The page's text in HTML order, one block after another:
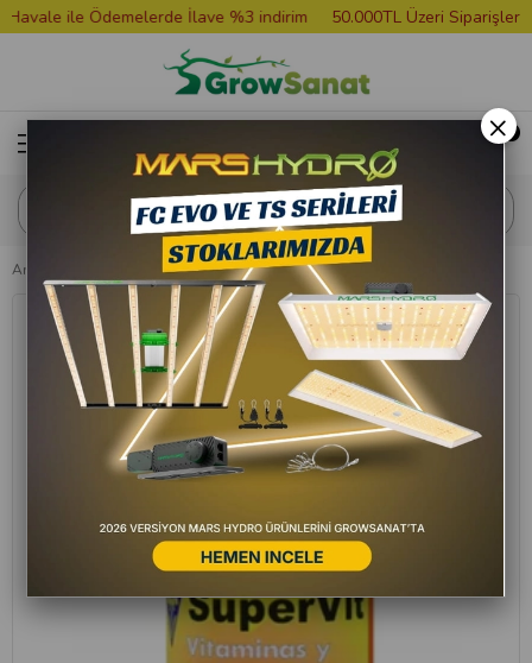
ile Ödemelerde İlave %3 indirim 50.000TL Üzeri Siparişlere
Anasayfa Bitki Besini Hesi Super Vit 100 ml Bitki Amino Asit Desteği
×